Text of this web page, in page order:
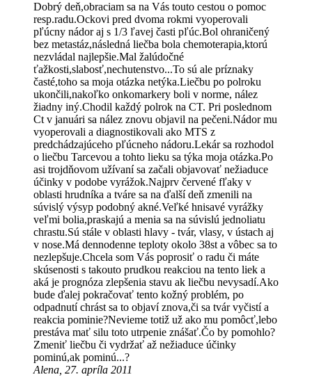
Dobrý deň,obraciam sa na Vás touto cestou o pomoc
resp.radu.Ockovi pred dvoma rokmi vyoperovali
pľúcny nádor aj s 1/3 ľavej časti pľúc.Bol ohraničený
bez metastáz,následná liečba bola chemoterapia,ktorú
nezvládal najlepšie.Mal žalúdočné
ťažkosti,slabosť,nechutenstvo...To sú ale príznaky
časté,toho sa moja otázka netýka.Liečbu po polroku
ukončili,nakoľko onkomarkery boli v norme, nález
žiadny iný.Chodil každý polrok na CT. Pri poslednom
Ct v januári sa nález znovu objavil na pečeni.Nádor mu
vyoperovali a diagnostikovali ako MTS z
predchádzajúceho pľúcneho nádoru.Lekár sa rozhodol
o liečbu Tarcevou a tohto lieku sa týka moja otázka.Po
asi trojdňovom užívaní sa začali objavovať nežiaduce
účinky v podobe vyrážok.Najprv červené fľaky v
oblasti hrudníka a tváre sa na ďalší deň zmenili na
súvislý výsyp podobný akné.Veľké hnisavé vyrážky
veľmi bolia,praskajú a menia sa na súvislú jednoliatu
chrastu.Sú stále v oblasti hlavy - tvár, vlasy, v ústach aj
v nose.Má dennodenne teploty okolo 38st a vôbec sa to
nezlepšuje.Chcela som Vás poprosiť o radu či máte
skúsenosti s takouto prudkou reakciou na tento liek a
aká je prognóza zlepšenia stavu ak liečbu nevysadí.Ako
bude ďalej pokračovať tento kožný problém, po
odpadnutí chrást sa to objaví znova,či sa tvár vyčistí a
reakcia pominie?Nevieme totiž už ako mu pomôcť,lebo
prestáva mať silu toto utrpenie znášať.Čo by pomohlo?
Zmeniť liečbu či vydržať až nežiaduce účinky
pominú,ak pominú...?
Alena, 27. apríla 2011